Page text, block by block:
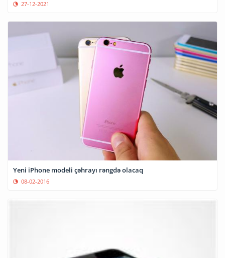
27-12-2021
Yeni iPhone modeli çəhrayı rəngdə olacaq
08-02-2016